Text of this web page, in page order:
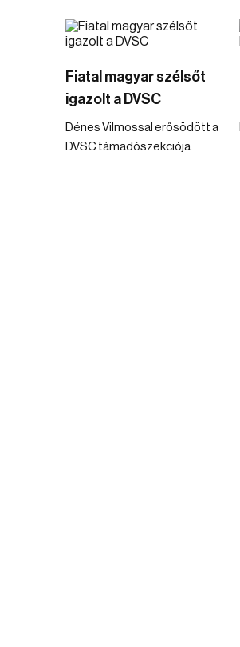
Fiatal magyar szélsőt
igazolt a DVSC
Dénes Vilmossal erősödött a
DVSC támadószekciója.